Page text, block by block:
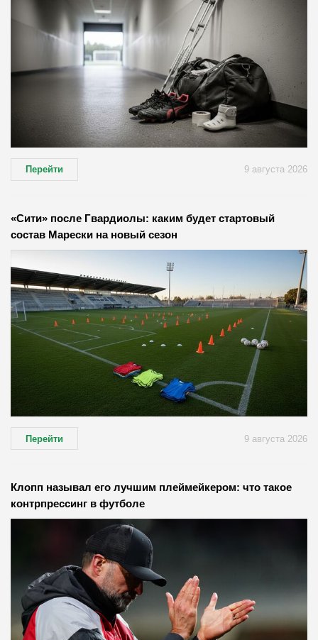
Перейти 9 августа 2026
«Сити» после Гвардиолы: каким будет стартовый
состав Марески на новый сезон
Перейти 9 августа 2026
Клопп называл его лучшим плеймейкером: что такое
контрпрессинг в футболе